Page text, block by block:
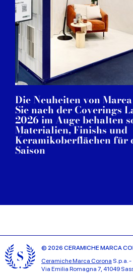
Die Neuheiten von
Sie nach der Coverings
2026 im Auge behalten
Materialien, Finishs und
Keramikoberflächen für
Saison
© 2026 CERAMICHE MARCA
Ceramiche Marca Corona S.p.a.
Via Emilia Romagna 7, 41049